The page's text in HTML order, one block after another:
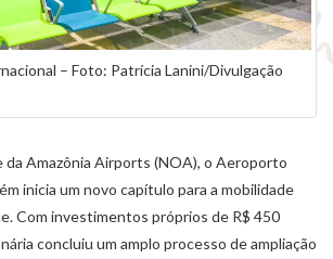
– Foto: Patrícia Lanini/Divulgação
da Amazônia Airports (NOA), o Aeroporto
inicia um novo capítulo para a mobilidade
Com investimentos próprios de R$ 450
concluiu um amplo processo de ampliação